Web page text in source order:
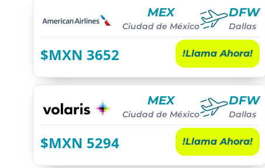
MEX
Ciudad de México
DFW
Dallas
$MXN 3652 !Llama Ahora!
MEX
Ciudad de México
DFW
Dallas
$MXN 5294 !Llama Ahora!